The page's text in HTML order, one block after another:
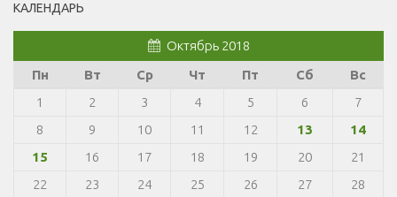
КАЛЕНДАРЬ
Октябрь 2018
Пн
Вт Ср Чт Пт Сб
Вс
1
2 3 4 5 6
7
8
9 10 11 12 13
14
15
16 17 18 19 20
21
22
23 24 25 26 27
28